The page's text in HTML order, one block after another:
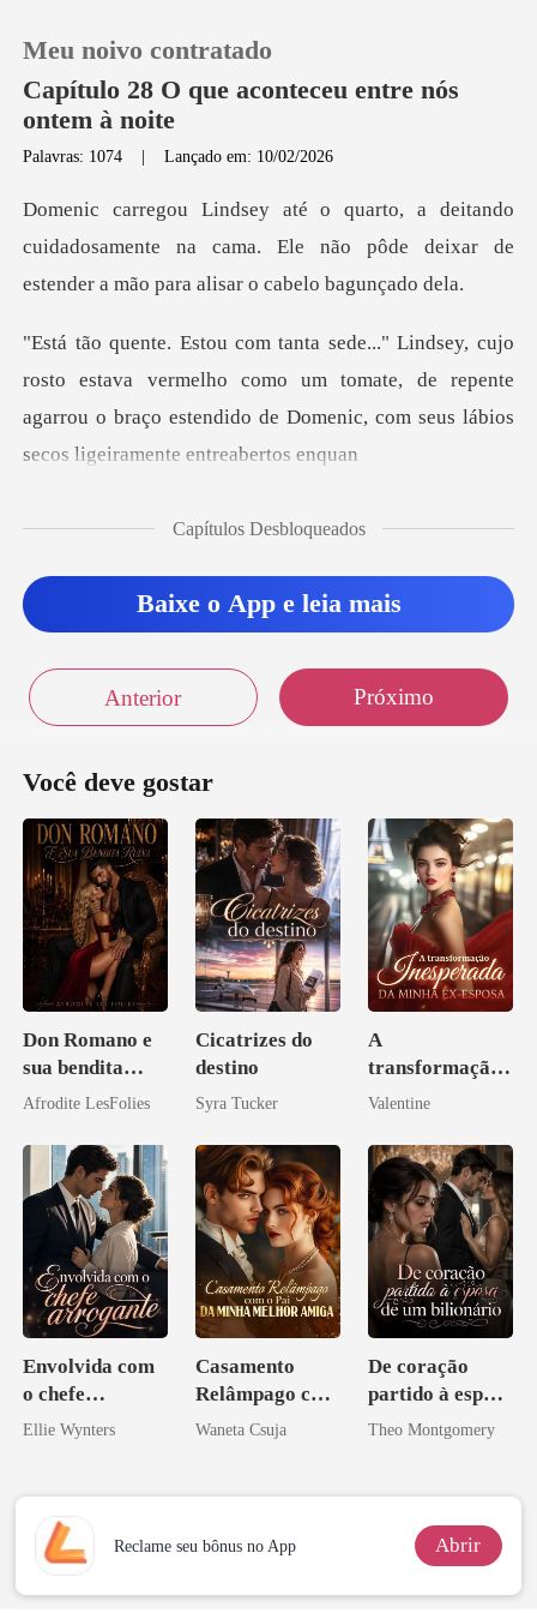
Loja
Sair
Baixar App
Meu noivo contratado
Capítulo 28 O que aconteceu entre nós
ontem à noite
Palavras: 1074 |Lançado em: 10/02/2026
cuidadosamente na cama. Ele não pôde deixar de
e
ava vermelho como um tomate, de repente
agarrou o braço estendido
Capítulos Desbloqueados
Baixe o App e leia mais
Anterior Próximo
Você deve gostar
Don Romano e
sua bendita
ruína
Afrodite LesFolies
Cicatrizes do
destino
Syra Tucker
A
transformação
inesperada da
esposa
Valentine
Envolvida com
o chefe
arrogante
Ellie Wynters
Casamento
Relâmpago com
o Pai da Minha
Waneta Csuja
De coração
partido à esposa
de um bilionário
Theo Montgomery
Reclame seu bônus no App Abrir